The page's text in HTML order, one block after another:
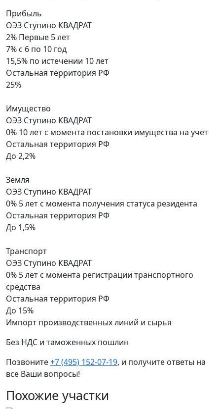
Прибыль
ОЭЗ Ступино КВАДРАТ
2% Первые 5 лет
7% с 6 по 10 год
15,5% по истечении 10 лет
Остальная территория РФ
25%
Имущество
ОЭЗ Ступино КВАДРАТ
0% 10 лет с момента постановки имущества на учет
Остальная территория РФ
До 2,2%
Земля
ОЭЗ Ступино КВАДРАТ
0% 5 лет с момента получения статуса резидента
Остальная территория РФ
До 1,5%
Транспорт
ОЭЗ Ступино КВАДРАТ
0% 5 лет с момента регистрации транспортного
средства
Остальная территория РФ
До 15%
Импорт производственных линий и сырья
Без НДС и таможенных пошлин
Позвоните+7 (495) 152-07-19, и получите ответы на
все Ваши вопросы!
Похожие участки